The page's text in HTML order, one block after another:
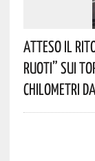
Atteso Il
Ruoti” Sui
Chilometri